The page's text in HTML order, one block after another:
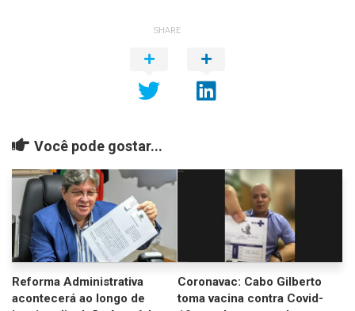
SHARE
Você pode gostar...
Reforma Administrativa
acontecerá ao longo de
Coronavac: Cabo Gilberto
toma vacina contra Covid-